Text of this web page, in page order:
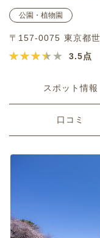
公園・植物園
〒157-0075 東京都
3.5点
スポット情報
口コミ